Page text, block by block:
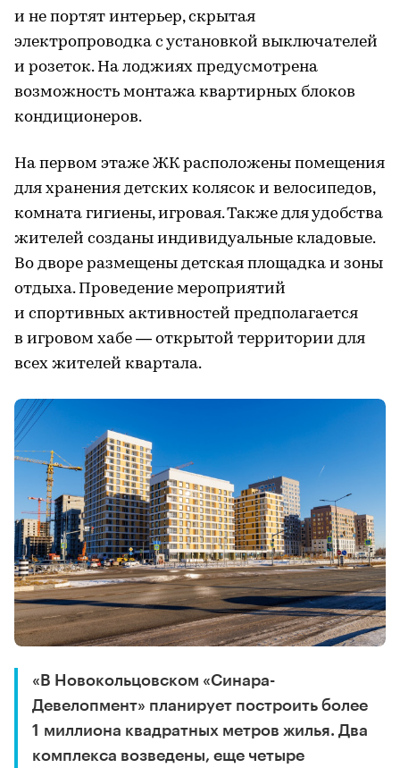
и не портят интерьер, скрытая
электропроводка с установкой выключателей
и розеток. На лоджиях предусмотрена
возможность монтажа квартирных блоков
кондиционеров.
На первом этаже ЖК расположены помещения
для хранения детских колясок и велосипедов,
комната гигиены, игровая. Также для удобства
жителей созданы индивидуальные кладовые.
Во дворе размещены детская площадка и зоны
отдыха. Проведение мероприятий
и спортивных активностей предполагается
в игровом хабе — открытой территории для
всех жителей квартала.
«В Новокольцовском «Синара-
Девелопмент» планирует построить более
1 миллиона квадратных метров жилья. Два
комплекса возведены, еще четыре